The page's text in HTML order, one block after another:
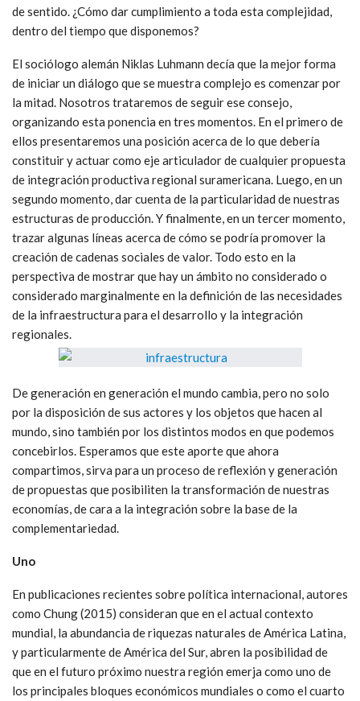
de sentido. ¿Cómo dar cumplimiento a toda esta complejidad,
dentro del tiempo que disponemos?
El sociólogo alemán Niklas Luhmann decía que la mejor forma
de iniciar un diálogo que se muestra complejo es comenzar por
la mitad. Nosotros trataremos de seguir ese consejo,
organizando esta ponencia en tres momentos. En el primero de
ellos presentaremos una posición acerca de lo que debería
constituir y actuar como eje articulador de cualquier propuesta
de integración productiva regional suramericana. Luego, en un
segundo momento, dar cuenta de la particularidad de nuestras
estructuras de producción. Y finalmente, en un tercer momento,
trazar algunas líneas acerca de cómo se podría promover la
creación de cadenas sociales de valor. Todo esto en la
perspectiva de mostrar que hay un ámbito no considerado o
considerado marginalmente en la definición de las necesidades
de la infraestructura para el desarrollo y la integración
regionales.
De generación en generación el mundo cambia, pero no solo
por la disposición de sus actores y los objetos que hacen al
mundo, sino también por los distintos modos en que podemos
concebirlos. Esperamos que este aporte que ahora
compartimos, sirva para un proceso de reflexión y generación
de propuestas que posibiliten la transformación de nuestras
economías, de cara a la integración sobre la base de la
complementariedad.
Uno
En publicaciones recientes sobre política internacional, autores
como Chung (2015) consideran que en el actual contexto
mundial, la abundancia de riquezas naturales de América Latina,
y particularmente de América del Sur, abren la posibilidad de
que en el futuro próximo nuestra región emerja como uno de
los principales bloques económicos mundiales o como el cuarto